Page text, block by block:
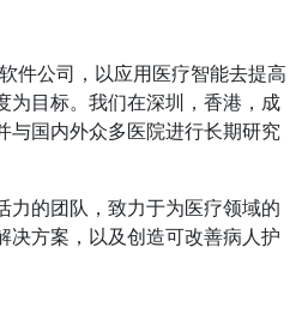
件公司，以应用医疗智能去提高
为目标。我们在深圳，香港，成
与国内外众多医院进行长期研究
力的团队，致力于为医疗领域的
决方案，以及创造可改善病人护